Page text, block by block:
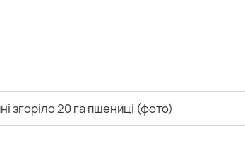
згоріло 20 га пшениці (фото)